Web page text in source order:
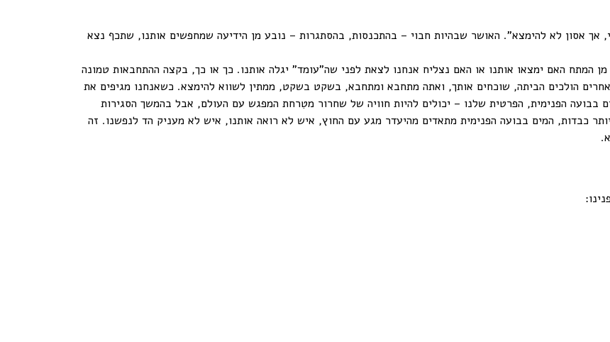
אך אסון לא להימצא". האושר שבהיות חבוי – בהתכנסות, בהסתגרות – נובע מן הידיעה שמחפשים אותנו, שתכף נצא
המתח האם ימצאו אותנו או האם נצליח אנחנו לצאת לפני שה"עומד" יגלה אותנו. כך או כך, בקצה ההתחבאות טמונה
הולכים הביתה, שוכחים אותך, ואתה מתחבא ומתחבא, בשקט בשקט, ממתין לשווא להימצא. כשאנחנו מגיפים את
בבועה הפנימית, הפרטית שלנו – יכולים להיות חוויה של שחרור מטִרחת המפגש עם העולם, אבל בהמשך הסגירות
כבדות, המים בבועה הפנימית מתאדים מהיעדר מגע עם החוץ, איש לא רואה אותנו, איש לא מעניק הד לנפשנו. זה